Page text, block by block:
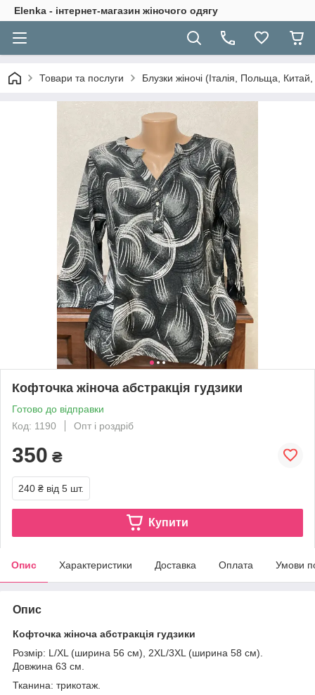
Elenka - інтернет-магазин жіночого одягу
Товари та послуги Блузки жіночі (Італія, Польща,
Кофточка жіноча абстракція гудзики
Готово до відправки
Код: 1190
Опт і роздріб
350 ₴
240 ₴ від 5 шт.
Купити
Опис Характеристики Доставка Оплата Умови
Опис
Кофточка жіноча абстракція гудзики
Розмір: L/XL (ширина 56 см), 2XL/3XL (ширина 58 см).
Довжина 63 см.
Тканина: трикотаж.